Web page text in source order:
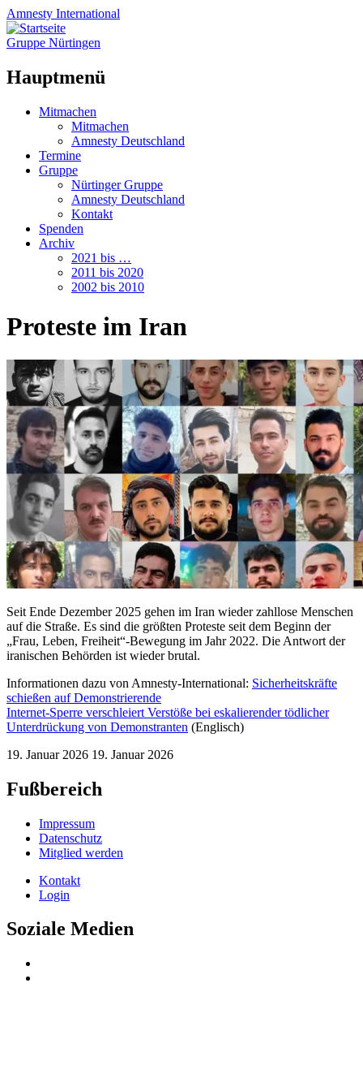
Amnesty International
Gruppe Nürtingen
Hauptmenü
Zum
Mitmachen
Mitmachen
Amnesty Deutschland
Termine
Gruppe
Nürtinger Gruppe
Amnesty Deutschland
Kontakt
Spenden
Archiv
2021 bis …
2011 bis 2020
2002 bis 2010
Proteste im Iran
Seit Ende Dezember 2025 gehen im Iran wieder zahllose Menschen
auf die Straße. Es sind die größten Proteste seit dem Beginn der
„Frau, Leben, Freiheit“-Bewegung im Jahr 2022. Die Antwort der
iranischen Behörden ist wieder brutal.
Informationen dazu von Amnesty-International: Sicherheitskräfte
schießen auf Demonstrierende
Internet-Sperre verschleiert Verstöße bei eskalierender tödlicher
Unterdrückung von Demonstranten (Englisch)
19. Januar 2026 19. Januar 2026
Fußbereich
Impressum
Datenschutz
Mitglied werden
Kontakt
Login
Soziale Medien